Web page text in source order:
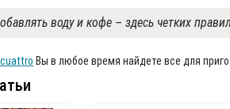
воду и кофе – здесь четких
Вы в любое время найдете все для